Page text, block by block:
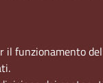
alle ore 11.00
il funzionamento